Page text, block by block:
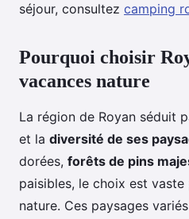
séjour, consultez camping
Pourquoi choisir
vacances nature
La région de Royan séduit
et la diversité de ses
dorées, forêts de pins
paisibles, le choix est
nature. Ces paysages